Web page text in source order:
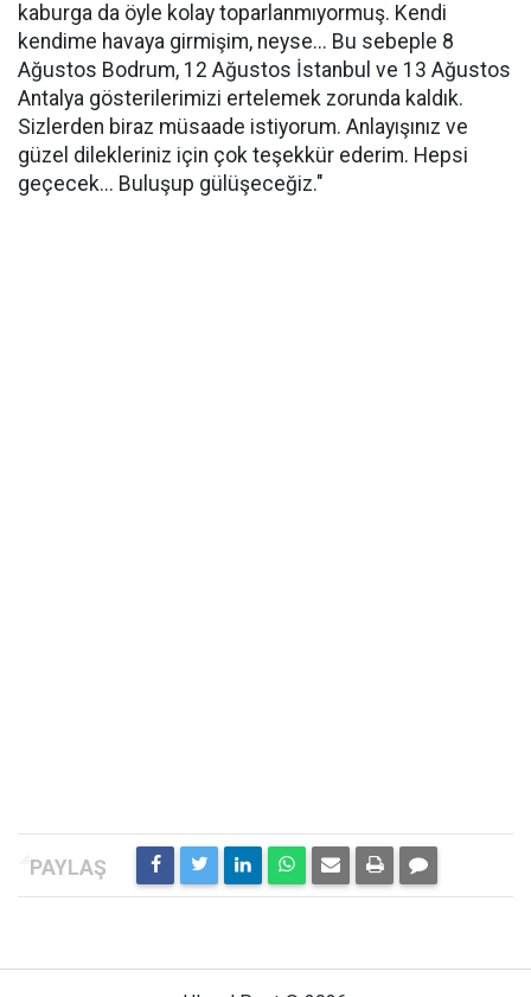
kaburga da öyle kolay toparlanmıyormuş. Kendi
kendime havaya girmişim, neyse... Bu sebeple 8
Ağustos Bodrum, 12 Ağustos İstanbul ve 13 Ağustos
Antalya gösterilerimizi ertelemek zorunda kaldık.
Sizlerden biraz müsaade istiyorum. Anlayışınız ve
güzel dilekleriniz için çok teşekkür ederim. Hepsi
geçecek... Buluşup gülüşeceğiz."